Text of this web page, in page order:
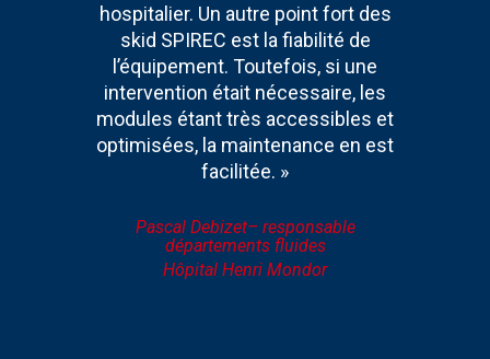
hospitalier. Un autre point fort des
skid SPIREC est la fiabilité de
l’équipement. Toutefois, si une
intervention était nécessaire, les
modules étant très accessibles et
optimisées, la maintenance en est
facilitée. »
Pascal Debizet– responsable
départements fluides
Hôpital Henri Mondor